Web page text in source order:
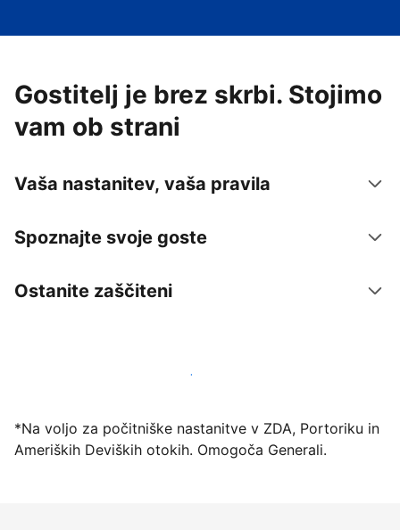
Gostitelj je brez skrbi. Stojimo
vam ob strani
Vaša nastanitev, vaša pravila
Spoznajte svoje goste
Ostanite zaščiteni
Danes ponudite nastanitev prek naše platforme
*Na voljo za počitniške nastanitve v ZDA, Portoriku in
Ameriških Deviških otokih. Omogoča Generali.